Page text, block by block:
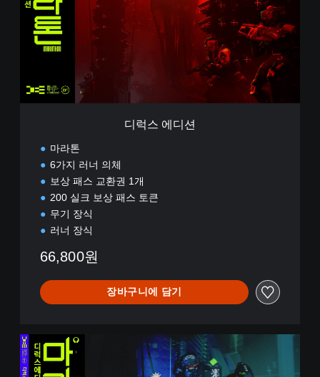
디
디럭스 에디션
마라톤
6가지 러너 의체
보상 패스 교환권 1개
200 실크 보상 패스 토큰
무기 장식
러너 장식
66,800원
장바구니에 담기
디
럭
스